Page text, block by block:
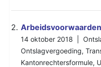
2.
14 oktober 2018 |
Ontslagvergoeding,
Kantonrechtersformule,